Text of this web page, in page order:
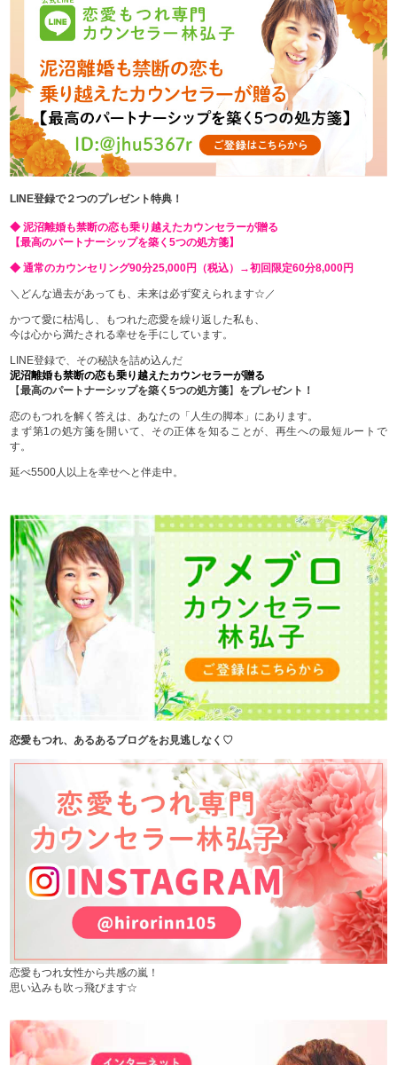
LINE登録で２つのプレゼント特典！
◆ 泥沼離婚も禁断の恋も乗り越えたカウンセラーが贈る
【最高のパートナーシップを築く5つの処方箋】
◆ 通常のカウンセリング90分25,000円（税込）→初回限定60分8,000円
＼どんな過去があっても、未来は必ず変えられます☆／
かつて愛に枯渇し、もつれた恋愛を繰り返した私も、
今は心から満たされる幸せを手にしています。
LINE登録で、その秘訣を詰め込んだ
泥沼離婚も禁断の恋も乗り越えたカウンセラーが贈る
【最高のパートナーシップを築く5つの処方箋】 をプレゼント！
恋のもつれを解く答えは、あなたの「人生の脚本」にあります。
まず第1の処方箋を開いて、その正体を知ることが、再生への最短ルートで
す。
延べ5500人以上を幸せヘと伴走中。
恋愛もつれ、あるあるブログをお見逃しなく♡
恋愛もつれ女性から共感の嵐！
思い込みも吹っ飛びます☆